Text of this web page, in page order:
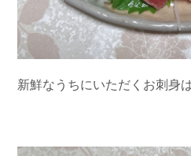
新鮮なうちにいただくお刺身